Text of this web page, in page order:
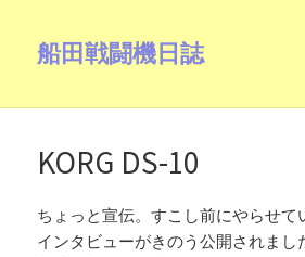
船田戦闘機日誌
KORG DS-10
ちょっと宣伝。すこし前にやらせて
インタビューがきのう公開されまし